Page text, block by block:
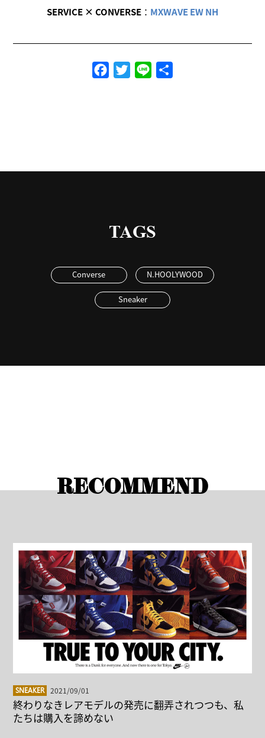
SERVICE × CONVERSE： MXWAVE EW NH
FacebookTwitterLine
TAGS
Converse N.HOOLYWOOD
Sneaker
RECOMMEND
SNEAKER 2021/09/01
終わりなきレアモデルの発売に翻弄されつつも、私
たちは購入を諦めない